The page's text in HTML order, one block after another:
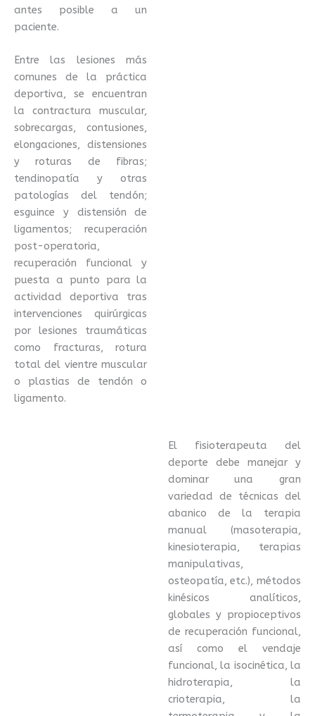
antes posible a un
paciente.
Entre las lesiones más
comunes de la práctica
deportiva, se encuentran
la contractura muscular,
sobrecargas, contusiones,
elongaciones, distensiones
y roturas de fibras;
tendinopatía y otras
patologías del tendón;
esguince y distensión de
ligamentos; recuperación
post-operatoria,
recuperación funcional y
puesta a punto para la
actividad deportiva tras
intervenciones quirúrgicas
por lesiones traumáticas
como fracturas, rotura
total del vientre muscular
o plastias de tendón o
ligamento.
El fisioterapeuta del
deporte debe manejar y
dominar una gran
variedad de técnicas del
abanico de la terapia
manual (masoterapia,
kinesioterapia, terapias
manipulativas,
osteopatía, etc.), métodos
kinésicos analíticos,
globales y propioceptivos
de recuperación funcional,
así como el vendaje
funcional, la isocinética, la
hidroterapia, la
crioterapia, la